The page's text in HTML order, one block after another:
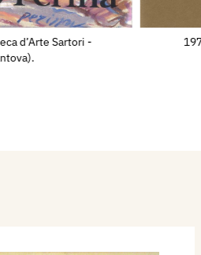
ha però una
che infonde sulle
in cui sarebbe vano
che è la sua cosa più
d’Arte Sartori -